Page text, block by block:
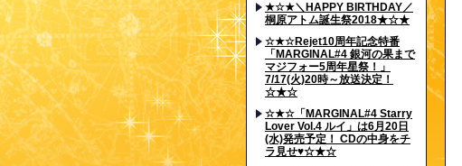
★☆★＼HAPPY BIRTHDAY／
桐原アトム誕生祭2018★☆★
☆★☆Rejet10周年記念特番
「MARGINAL#4 銀河の果まで
マジフォー5周年星祭！」
7/17(火)20時～放送決定！
☆★☆
☆★☆「MARGINAL#4 Starry
Lover Vol.4 ルイ」は6月20日
(水)発売予定！ CDの中身をチ
ラ見せ♥☆★☆